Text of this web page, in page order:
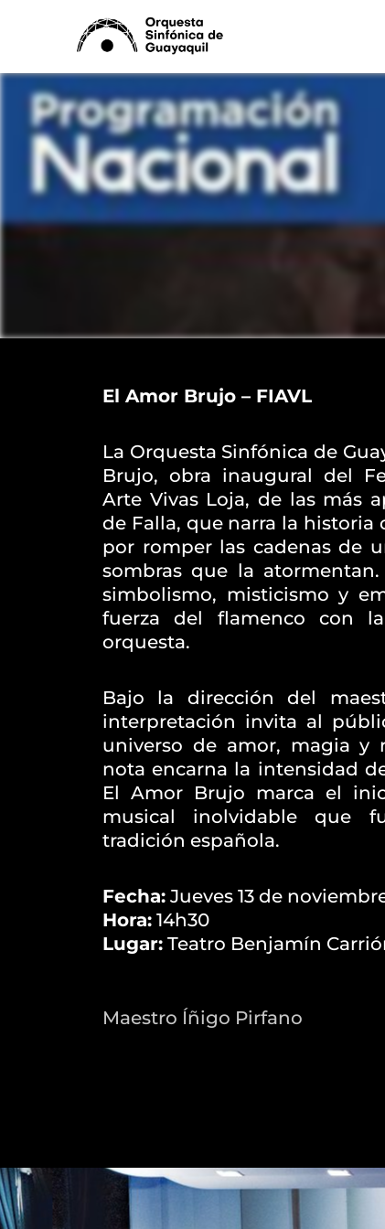
El Amor Brujo – FIAVL
La Orquesta Sinfónica de
Brujo, obra inaugural del
Arte Vivas Loja, de las más
de Falla, que narra la
por romper las cadenas de
sombras que la
simbolismo, misticismo y
fuerza del flamenco con
orquesta.
Bajo la dirección del
interpretación invita al
universo de amor, magia y
nota encarna la intensidad
El Amor Brujo marca el
musical inolvidable que
tradición española.
Fecha: Jueves 13 de
Hora: 14h30
Lugar: Teatro Benjamín
Maestro Íñigo Pirfano